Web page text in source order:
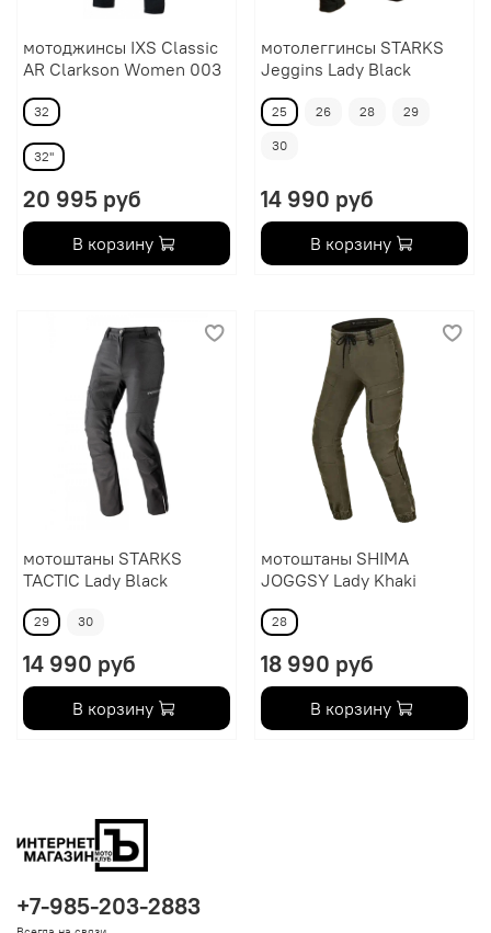
мотоджинсы IXS Classic
AR Clarkson Women 003
32
32''
20 995 руб
В корзину
мотолеггинсы STARKS
Jeggins Lady Black
25 26 28 29
30
14 990 руб
В корзину
мотоштаны STARKS
TACTIC Lady Black
29 30
14 990 руб
В корзину
мотоштаны SHIMA
JOGGSY Lady Khaki
28
18 990 руб
В корзину
+7-985-203-2883